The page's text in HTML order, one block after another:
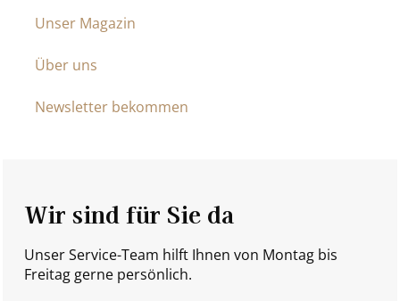
Unser Magazin
Über uns
Newsletter bekommen
Wir sind für Sie da
Unser Service-Team hilft Ihnen von Montag bis
Freitag gerne persönlich.